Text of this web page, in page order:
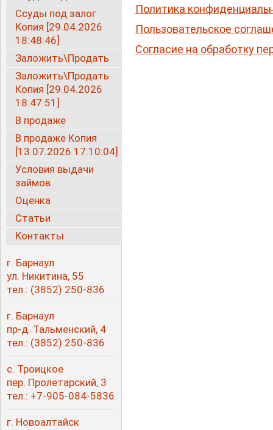
Ссуды под залог
Копия [29.04.2026
18:48:46]
Заложить\Продать
Заложить\Продать
Копия [29.04.2026
18:47:51]
В продаже
В продаже Копия
[13.07.2026 17:10:04]
Условия выдачи
займов
Оценка
Статьи
Контакты
г. Барнаул
ул. Никитина, 55
тел.: (3852) 250-836
г. Барнаул
пр-д. Тальменский, 4
тел.: (3852) 250-836
с. Троицкое
пер. Пролетарский, 3
тел.: +7-905-084-5836
г. Новоалтайск
Политика
Пользовательское
Согласие на обработку